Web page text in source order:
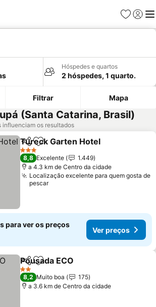
Favoritos
Iniciar
Hóspedes e quartos
2 hóspedes, 1 quarto.
Filtrar Mapa
(Santa Catarina, Brasil)
influenciam os resultados
PartilharAdicionar aos favoritos
Tureck Garten Hotel
3 Estrelas
8,8 Excelente
1.449
a 4.3 km de Centro da cidade
Localização excelente para quem gosta de
pescar
para ver os preços
Ver preços
PartilharAdicionar aos favoritos
Pousada ECO
2 Estrelas
8,2 Muito boa
175
a 3.6 km de Centro da cidade